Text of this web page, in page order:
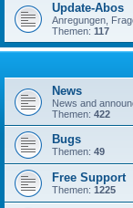
Update-Abos
Anregungen,
Themen: 117
News
News and
Themen: 422
Bugs
Themen: 49
Free Support
Themen: 1225